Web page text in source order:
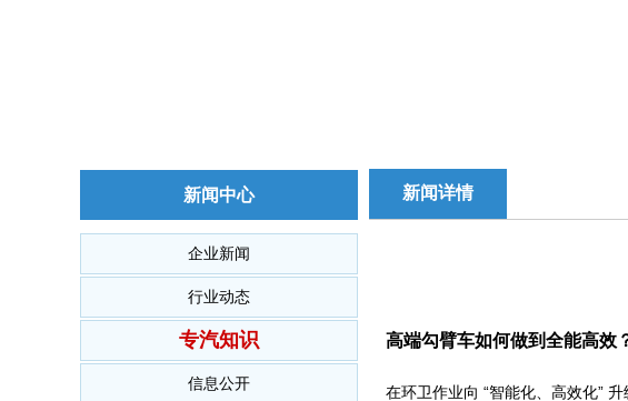
新闻中心
企业新闻
行业动态
专汽知识
信息公开
新闻详情
高端勾臂车如何做到全能高效
在环卫作业向 “智能化、高效化”